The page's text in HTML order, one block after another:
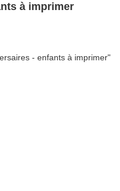
à imprimer